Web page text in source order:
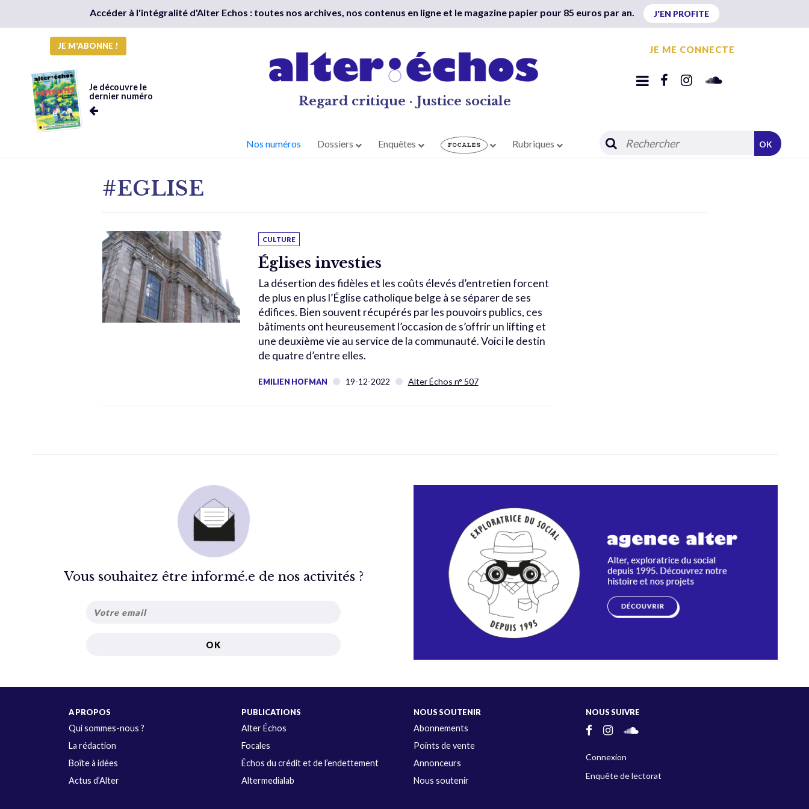
Accéder à l'intégralité d'Alter Echos : toutes nos archives, nos contenus en ligne et le magazine papier pour 85 euros par an. J'EN PROFITE
JE M'ABONNE !
Je découvre le
dernier numéro
Regard critique · Justice sociale
JE ME CONNECTE
Nos numéros Dossiers Enquêtes Rubriques OK
#EGLISE
CULTURE
Églises investies
La désertion des fidèles et les coûts élevés d’entretien forcent
de plus en plus l’Église catholique belge à se séparer de ses
édifices. Bien souvent récupérés par les pouvoirs publics, ces
bâtiments ont heureusement l’occasion de s’offrir un lifting et
une deuxième vie au service de la communauté. Voici le destin
de quatre d’entre elles.
EMILIEN HOFMAN 19-12-2022 Alter Échos n° 507
Vous souhaitez être informé.e de nos activités ?
A PROPOS
Qui sommes-nous ?
La rédaction
Boîte à idées
Actus d’Alter
PUBLICATIONS
Alter Échos
Focales
Échos du crédit et de l’endettement
Altermedialab
NOUS SOUTENIR
Abonnements
Points de vente
Annonceurs
Nous soutenir
NOUS SUIVRE
Connexion
Enquête de lectorat